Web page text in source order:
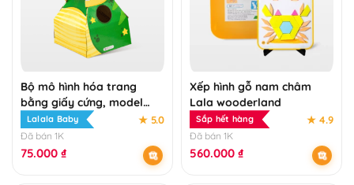
Bộ mô hình hóa trang
bằng giấy cứng, model
2K24
Lalala Baby ★ 5.0
Đã bán 1K
75.000 ₫
Xếp hình gỗ nam châm
Lala wooderland
Sắp hết hàng ★ 4.9
Đã bán 1K
560.000 ₫